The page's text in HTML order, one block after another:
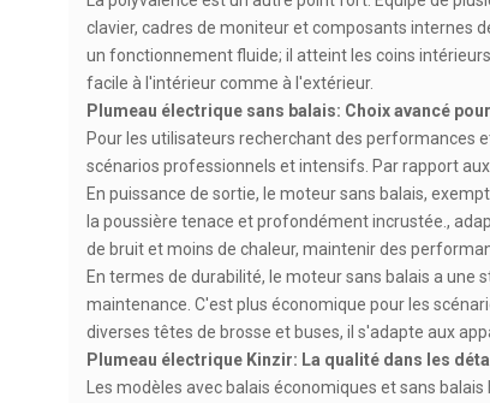
clavier, cadres de moniteur et composants internes
un fonctionnement fluide; il atteint les coins
facile à l'intérieur comme à l'extérieur.
Plumeau électrique sans balais: Choix avancé
Pour les utilisateurs recherchant des performances
scénarios professionnels et intensifs. Par rapport
En puissance de sortie, le moteur sans balais,
la poussière tenace et profondément incrustée.,
de bruit et moins de chaleur, maintenir des
En termes de durabilité, le moteur sans balais a une
maintenance. C'est plus économique pour les
diverses têtes de brosse et buses, il s'adapte aux
Plumeau électrique Kinzir: La qualité dans les
Les modèles avec balais économiques et sans